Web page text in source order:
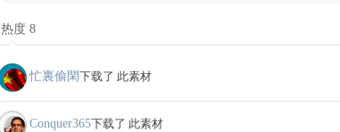
热度 8
忙裏偷閑下载了 此素材
Conquer365下载了 此素材